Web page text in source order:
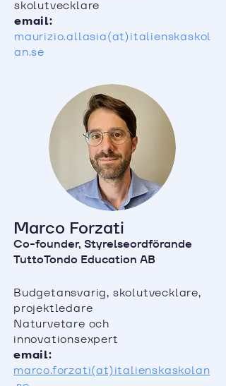
skolutvecklare
email:
maurizio.allasia(at)italienskaskol
an.se
Marco Forzati
Co-founder, Styrelseordförande
TuttoTondo Education AB
Budgetansvarig, skolutvecklare,
projektledare
Naturvetare och
innovationsexpert
email:
marco.forzati(at)italienskaskolan